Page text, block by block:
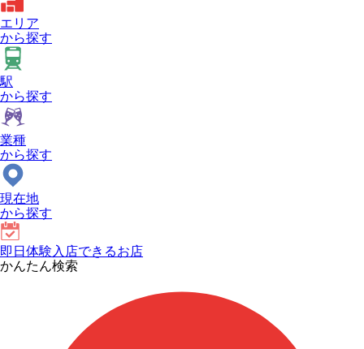
エリア
から探す
駅
から探す
業種
から探す
現在地
から探す
即日体験入店できるお店
かんたん検索